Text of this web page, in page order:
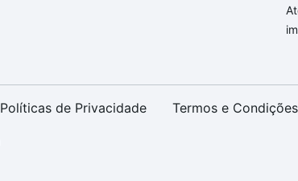
Políticas de Privacidade Termos e